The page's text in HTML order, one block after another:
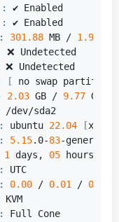
:
✔️ Enabled
:
✔️ Enabled
: 301.88 MB / 1.92
❌ Undetected
❌ Undetected
[ no swap
2.03 GB / 9.77 GB
/dev/sda2
: ubuntu 22.04 [
: 5.15. 0-83-generic
1 days, 05 hours,
:
UTC
: 0.00 / 0.01 / 0.00
KVM
:
Full Cone